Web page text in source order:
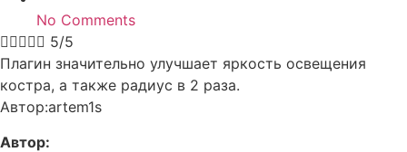
No Comments
 5/5
Плагин значительно улучшает яркость освещения
костра, а также радиус в 2 раза.
Автор:artem1s
Автор: